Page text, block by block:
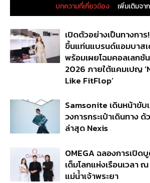
บทความที่เกี่ยวข้อง เพิ่มเติมจา
เปิดตัวอย่างเป็นทางกา
ขึ้นแท่นแบรนด์แอมบาส
พร้อมเผยโฉมคอลเลก
2026 ภายใต้แคมเปญ
Like FitFlop’
Samsonite เดินหน้าขั
วงการกระเป๋าเดินทาง
ล่าสุด Nexis
OMEGA ฉลองการเปิด
เต็มโลกแห่งเรือนเวลา
แม่น้ำเจ้าพระยา